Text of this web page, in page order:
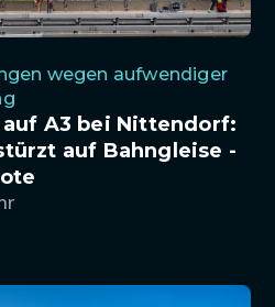
wegen aufwendiger
auf A3 bei Nittendorf:
auf Bahngleise -